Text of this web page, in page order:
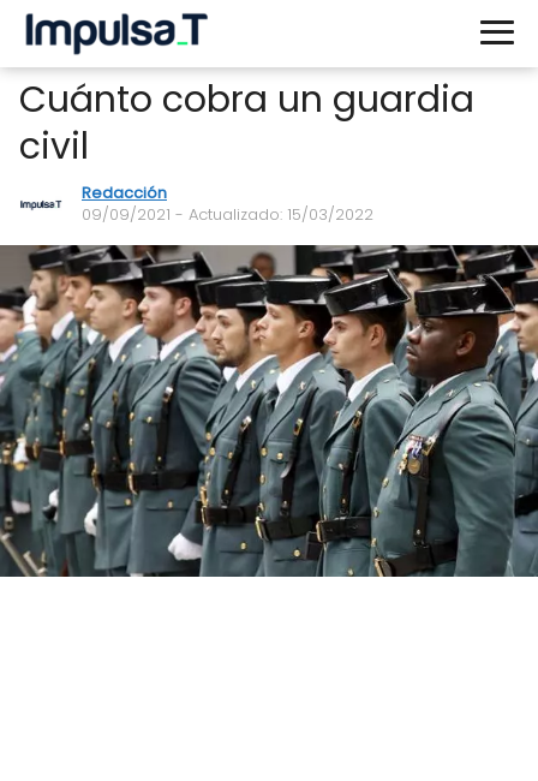
Cuánto cobra un guardia
civil
Redacción
09/09/2021 - Actualizado: 15/03/2022